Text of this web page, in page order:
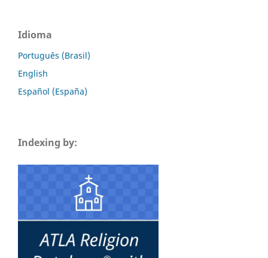
Idioma
Português (Brasil)
English
Español (España)
Indexing by: